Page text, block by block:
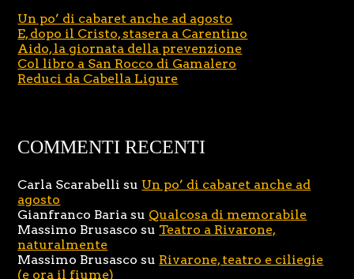
Un po’ di cabaret anche ad agosto
E, dopo il Cristo, stasera a Carentino
Aido, la giornata della prevenzione
Col libro a San Rocco di Gamalero
Reduci da Cabella Ligure
COMMENTI RECENTI
Carla Scarabelli su Un po’ di cabaret anche ad
agosto
Gianfranco Baria su Qualcosa di memorabile
Massimo Brusasco su Teatro a Rivarone,
naturalmente
Massimo Brusasco su Rivarone, teatro e ciliegie
(e ora il fiume)